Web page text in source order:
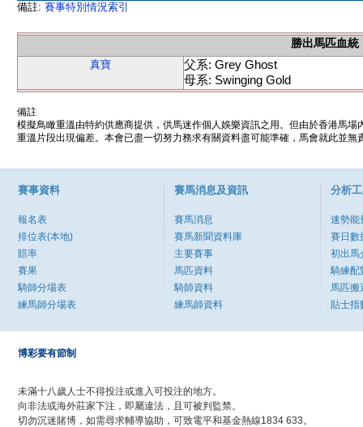
備註: 賽事特別情況索引
勝出馬匹血統
真寶
父系: Grey Ghost
母系: Swinging Gold
備註
模擬鳥瞰重溫由特約供應商提供，供馬迷作個人娛樂資訊之用。但由於香港馬
重溫片段出現偏差。本會已盡一切努力務求有關資料盡可能準確，馬會就此並
賽事資料
報名表
排位表(本地)
賠率
賽果
騎師分場表
練馬師分場表
賽馬消息及資訊
賽馬消息
賽馬新聞資料庫
主要賽事
馬匹資料
騎師資料
練馬師資料
分析
速勢能
賽日數
初出馬
騎練配
馬匹搬
貼士指
博彩要有節制
未滿十八歲人士不得投注或進入可投注的地方。
向非法或海外莊家下注，即屬違法，且可被判監禁。
切勿沉迷賭博，如需尋求輔導協助，可致電平和基金熱線1834 633。